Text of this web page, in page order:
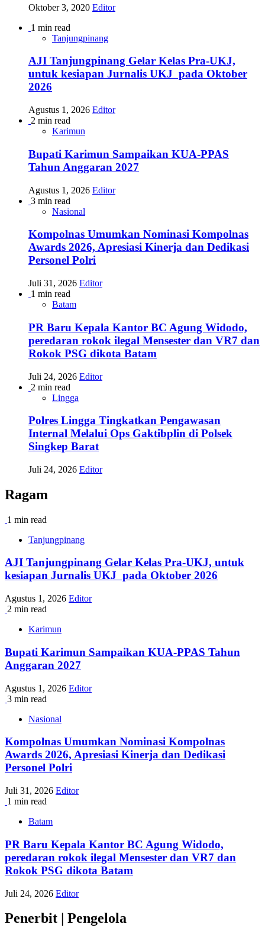
Oktober 3, 2020 Editor
1 min read
Tanjungpinang
AJI Tanjungpinang Gelar Kelas Pra-UKJ,
untuk kesiapan Jurnalis UKJ pada Oktober
2026
Agustus 1, 2026 Editor
2 min read
Karimun
Bupati Karimun Sampaikan KUA-PPAS
Tahun Anggaran 2027
Agustus 1, 2026 Editor
3 min read
Nasional
Kompolnas Umumkan Nominasi Kompolnas
Awards 2026, Apresiasi Kinerja dan Dedikasi
Personel Polri
Juli 31, 2026 Editor
1 min read
Batam
PR Baru Kepala Kantor BC Agung Widodo,
peredaran rokok ilegal Mensester dan VR7 dan
Rokok PSG dikota Batam
Juli 24, 2026 Editor
2 min read
Lingga
Polres Lingga Tingkatkan Pengawasan
Internal Melalui Ops Gaktibplin di Polsek
Singkep Barat
Juli 24, 2026 Editor
Ragam
1 min read
Tanjungpinang
AJI Tanjungpinang Gelar Kelas Pra-UKJ, untuk
kesiapan Jurnalis UKJ pada Oktober 2026
Agustus 1, 2026 Editor
2 min read
Karimun
Bupati Karimun Sampaikan KUA-PPAS Tahun
Anggaran 2027
Agustus 1, 2026 Editor
3 min read
Nasional
Kompolnas Umumkan Nominasi Kompolnas
Awards 2026, Apresiasi Kinerja dan Dedikasi
Personel Polri
Juli 31, 2026 Editor
1 min read
Batam
PR Baru Kepala Kantor BC Agung Widodo,
peredaran rokok ilegal Mensester dan VR7 dan
Rokok PSG dikota Batam
Juli 24, 2026 Editor
Penerbit | Pengelola